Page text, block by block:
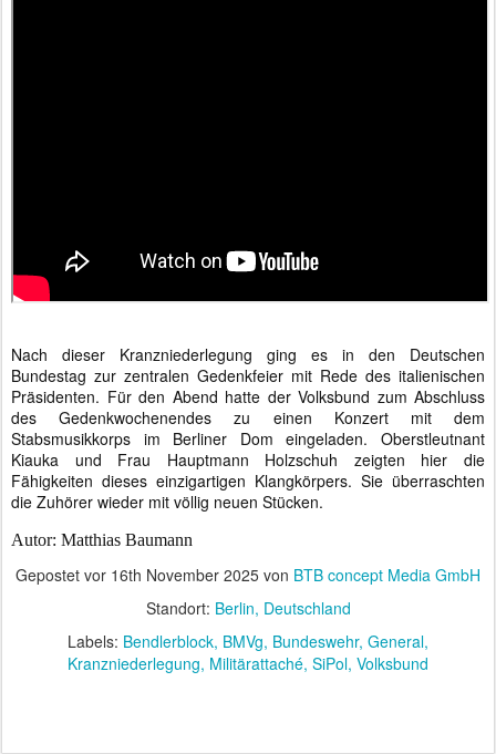
Nach dieser Kranzniederlegung ging es in den Deutschen
Bundestag zur zentralen Gedenkfeier mit Rede des italienischen
Präsidenten. Für den Abend hatte der Volksbund zum Abschluss
des Gedenkwochenendes zu einen Konzert mit dem
Stabsmusikkorps im Berliner Dom eingeladen. Oberstleutnant
Kiauka und Frau Hauptmann Holzschuh zeigten hier die
Fähigkeiten dieses einzigartigen Klangkörpers. Sie überraschten
die Zuhörer wieder mit völlig neuen Stücken.
Autor: Matthias Baumann
Gepostet vor 16th November 2025 von BTB concept Media GmbH
Standort: Berlin, Deutschland
Labels: Bendlerblock BMVg Bundeswehr General
Kranzniederlegung Militärattaché SiPol Volksbund